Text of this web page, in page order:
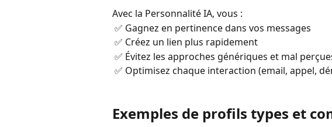
Avec la Personnalité IA, vous :
✅ Gagnez en pertinence dans vos messages
✅ Créez un lien plus rapidement
✅ Évitez les approches génériques et mal
✅ Optimisez chaque interaction (email, appel,
Exemples de profils types et